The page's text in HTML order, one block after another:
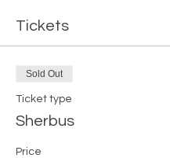
Tickets
Sold Out
Ticket type
Sherbus
Price